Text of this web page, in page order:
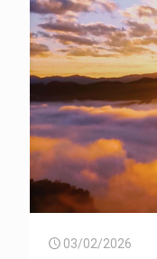
03/02/2026